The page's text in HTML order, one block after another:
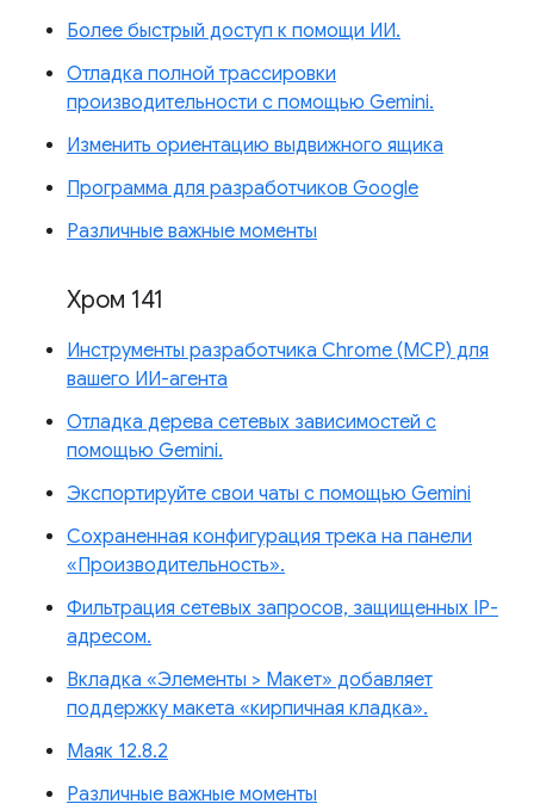
Более быстрый доступ к помощи ИИ.
Отладка полной трассировки
производительности с помощью Gemini.
Изменить ориентацию выдвижного ящика
Программа для разработчиков Google
Различные важные моменты
Хром 141
Инструменты разработчика Chrome (MCP) для
вашего ИИ-агента
Отладка дерева сетевых зависимостей с
помощью Gemini.
Экспортируйте свои чаты с помощью Gemini
Сохраненная конфигурация трека на панели
«Производительность».
Фильтрация сетевых запросов, защищенных IP-
адресом.
Вкладка «Элементы > Макет» добавляет
поддержку макета «кирпичная кладка».
Маяк 12.8.2
Различные важные моменты